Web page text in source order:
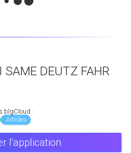
SAME DEUTZ FAHR
blgCloud :
Articles
l'application